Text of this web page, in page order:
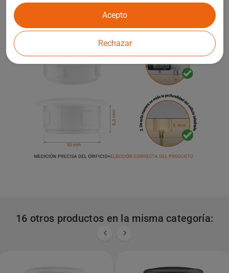
16 otros productos en la misma categoría:
 
Rechazar
Acepto